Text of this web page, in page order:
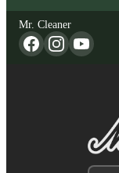
Mr. Cleaner